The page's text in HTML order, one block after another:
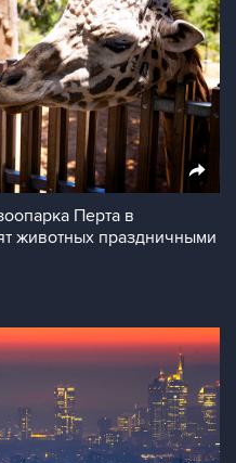
Перта в
животных праздничными